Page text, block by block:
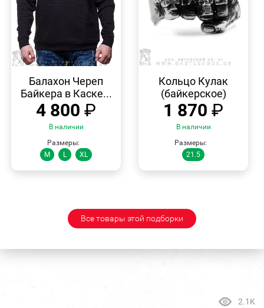
ПРОСМОТР
Балахон Череп
Байкера в Каске...
4 800 ₽
В наличии
Размеры:
M
L XL
ПРОСМОТР
Кольцо Кулак
(байкерское)
1 870 ₽
В наличии
Размеры:
21.5
Все товары этой подборки
2.1K